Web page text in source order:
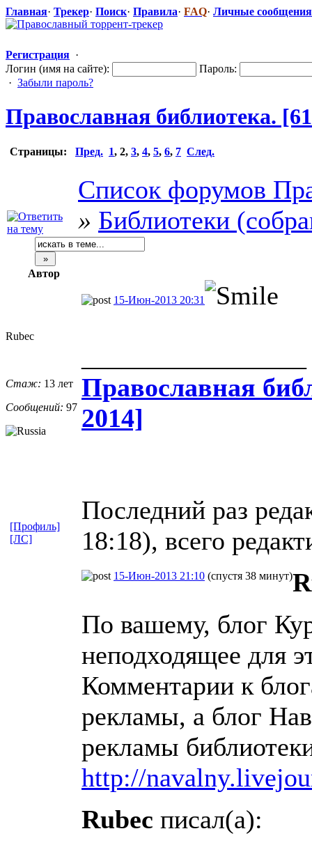
Главная· Трекер· Поиск· Правила· FAQ· Личные сообщения
Регистрация ·
Логин (имя на сайте):
Пароль:
· Забыли пароль?
Православная библиотека.
Страницы: Пред. 1, 2, 3, 4, 5, 6, 7 След.
Список форумов
» Библиотеки
Автор
Rubec
Стаж: 13 лет
Сообщений: 97
15-Июн-2013 20:31
Православная​
2014]
Последний раз
18:18), всего
[Профиль]
[ЛС]
15-Июн-2013 21:10 (спустя 38 минут)
По вашему, блог
неподходящее для
Комментарии к
рекламы, а блог
рекламы
http://
Rubec писал(а):